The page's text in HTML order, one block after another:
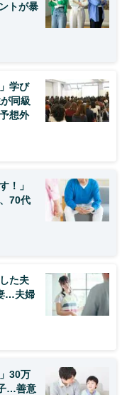
トが暴
学び
同級
想外
！」
70代
た夫
…夫婦
30万
…善意